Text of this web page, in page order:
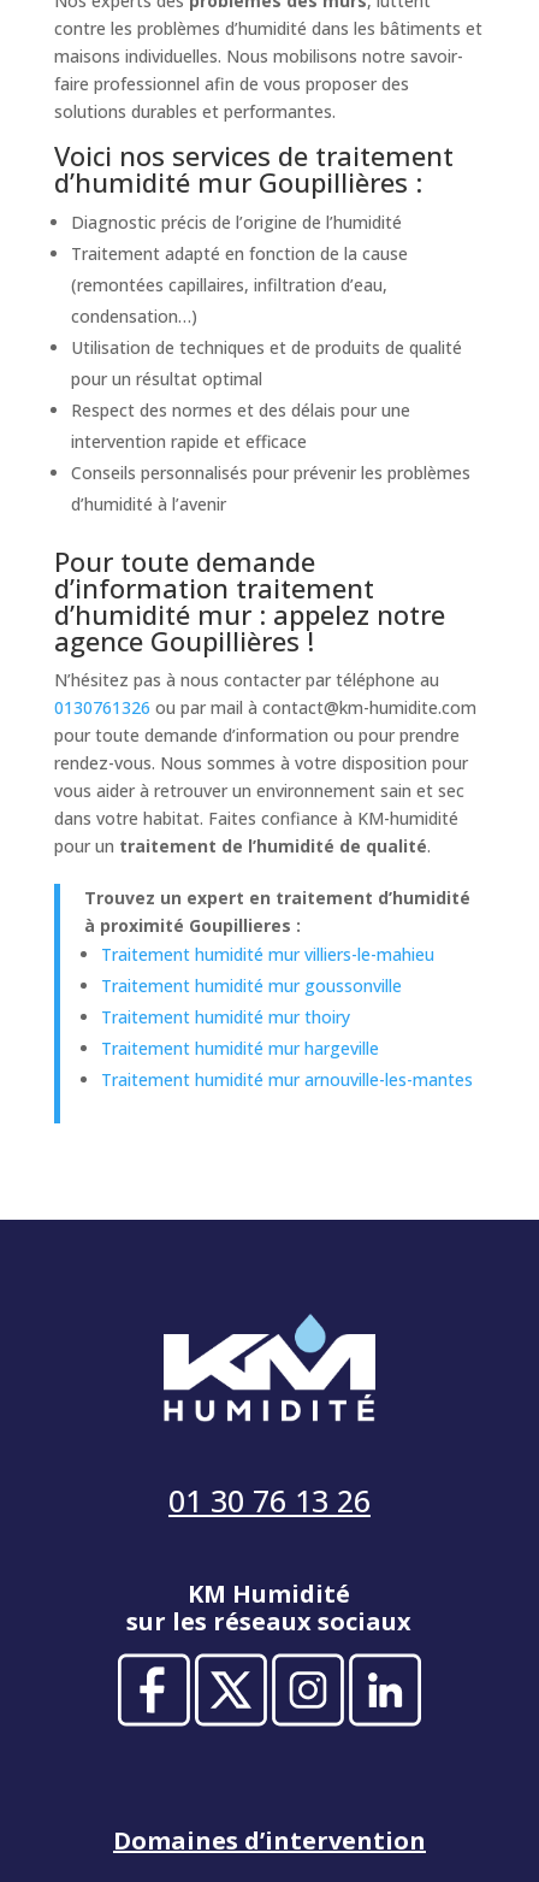
contre les problèmes d’humidité dans les bâtiments et
maisons individuelles. Nous mobilisons notre savoir-
faire professionnel afin de vous proposer des
solutions durables et performantes.
Voici nos services de traitement
d’humidité mur Goupillières :
Diagnostic précis de l’origine de l’humidité
Traitement adapté en fonction de la cause
(remontées capillaires, infiltration d’eau,
condensation…)
Utilisation de techniques et de produits de qualité
pour un résultat optimal
Respect des normes et des délais pour une
intervention rapide et efficace
Conseils personnalisés pour prévenir les problèmes
d’humidité à l’avenir
Pour toute demande
d’information traitement
d’humidité mur : appelez notre
agence Goupillières !
N’hésitez pas à nous contacter par téléphone au
0130761326 ou par mail à contact@km-humidite.com
pour toute demande d’information ou pour prendre
rendez-vous. Nous sommes à votre disposition pour
vous aider à retrouver un environnement sain et sec
dans votre habitat. Faites confiance à KM-humidité
pour un traitement de l’humidité de qualité.
Trouvez un expert en traitement d’humidité
à proximité Goupillieres :
Traitement humidité mur villiers-le-mahieu
Traitement humidité mur goussonville
Traitement humidité mur thoiry
Traitement humidité mur hargeville
Traitement humidité mur arnouville-les-mantes
01 30 76 13 26
KM Humidité
sur les réseaux sociaux
Domaines d’intervention